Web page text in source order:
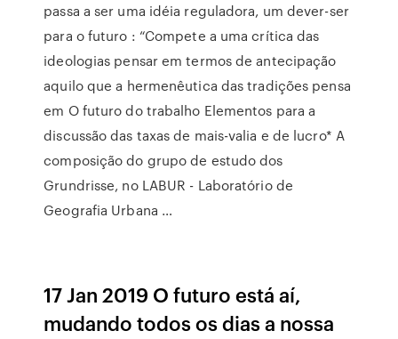
passa a ser uma idéia reguladora, um dever-ser
para o futuro : “Compete a uma crítica das
ideologias pensar em termos de antecipação
aquilo que a hermenêutica das tradições pensa
em O futuro do trabalho Elementos para a
discussão das taxas de mais-valia e de lucro* A
composição do grupo de estudo dos
Grundrisse, no LABUR - Laboratório de
Geografia Urbana …
17 Jan 2019 O futuro está aí,
mudando todos os dias a nossa